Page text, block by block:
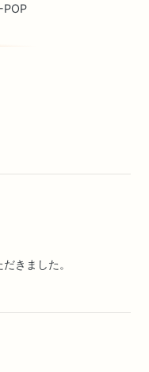
POP
きました。